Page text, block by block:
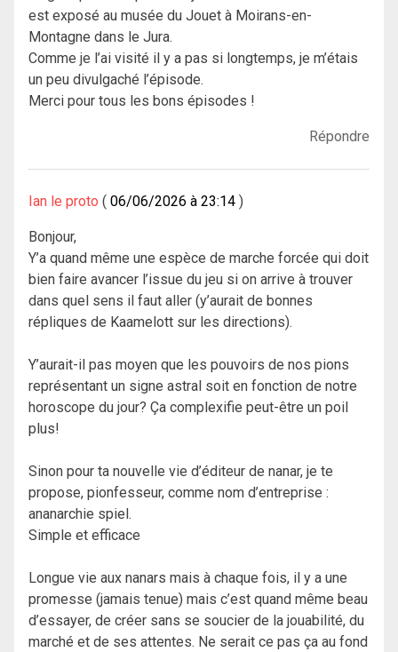
est exposé au musée du Jouet à Moirans-en-
Montagne dans le Jura.
Comme je l’ai visité il y a pas si longtemps, je m’étais
un peu divulgaché l’épisode.
Merci pour tous les bons épisodes !
Répondre
Ian le proto 06/06/2026 à 23:14
Bonjour,
Y’a quand même une espèce de marche forcée qui doit
bien faire avancer l’issue du jeu si on arrive à trouver
dans quel sens il faut aller (y’aurait de bonnes
répliques de Kaamelott sur les directions).
Y’aurait-il pas moyen que les pouvoirs de nos pions
représentant un signe astral soit en fonction de notre
horoscope du jour? Ça complexifie peut-être un poil
plus!
Sinon pour ta nouvelle vie d’éditeur de nanar, je te
propose, pionfesseur, comme nom d’entreprise :
ananarchie spiel.
Simple et efficace
Longue vie aux nanars mais à chaque fois, il y a une
promesse (jamais tenue) mais c’est quand même beau
d’essayer, de créer sans se soucier de la jouabilité, du
marché et de ses attentes. Ne serait ce pas ça au fond